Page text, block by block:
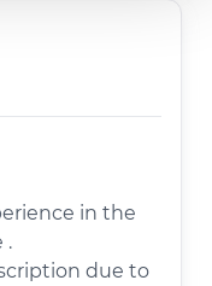
in the
.
due to